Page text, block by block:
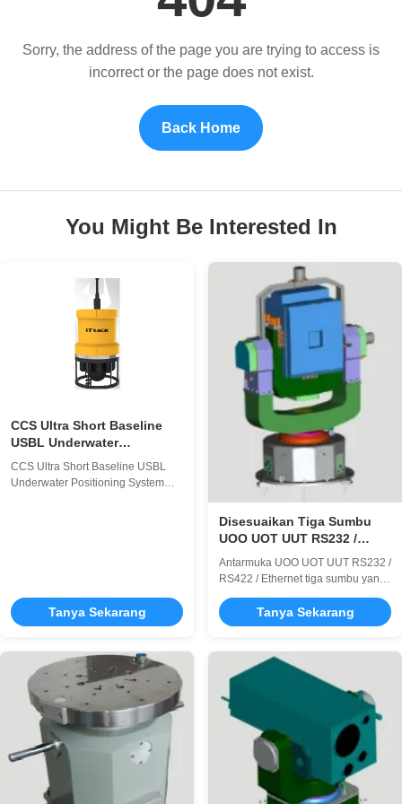
Sorry, the address of the page you are trying to access is
incorrect or the page does not exist.
Back Home
You Might Be Interested In
CCS Ultra Short Baseline
USBL Underwater
Positioning System Hemat
Biaya
CCS Ultra Short Baseline USBL
Underwater Positioning System
didasarkan pada teknologi
spektrum penyebaran pita lebar
akustik bawah ...
Tanya Sekarang
Disesuaikan Tiga Sumbu
UOO UOT UUT RS232 /
RS422 / Ethernet Interface
Gyrcompass Testing
Antarmuka UOO UOT UUT RS232 /
RS422 / Ethernet tiga sumbu yang
dapat disesuaikan Tipe Jenis
struktur UOO UUT UOT Fungsi
Posisi, kecepatan, goyangan
700 * 700 * 700 φ300mm ～
φ580mm Bahan meja Baja tahan
karat / paduan aluminium
Kapasitas muatan 40kg ～ 100kg
≥50kg ...
Tanya Sekarang